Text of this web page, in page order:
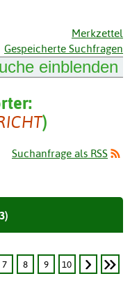
Merkzettel
Gespeicherte Suchfragen
einblenden
)
Suchanfrage als RSS
7 8 9 10